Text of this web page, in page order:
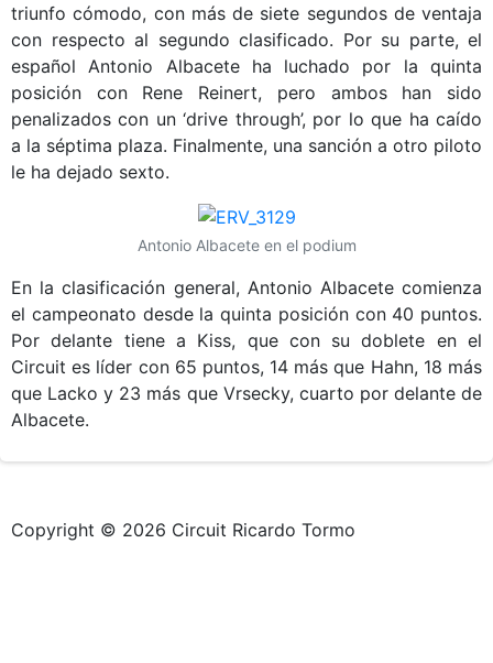
triunfo cómodo, con más de siete segundos de ventaja
con respecto al segundo clasificado. Por su parte, el
español Antonio Albacete ha luchado por la quinta
posición con Rene Reinert, pero ambos han sido
penalizados con un ‘drive through’, por lo que ha caído
a la séptima plaza. Finalmente, una sanción a otro piloto
le ha dejado sexto.
Antonio Albacete en el podium
En la clasificación general, Antonio Albacete comienza
el campeonato desde la quinta posición con 40 puntos.
Por delante tiene a Kiss, que con su doblete en el
Circuit es líder con 65 puntos, 14 más que Hahn, 18 más
que Lacko y 23 más que Vrsecky, cuarto por delante de
Albacete.
Copyright © 2026 Circuit Ricardo Tormo